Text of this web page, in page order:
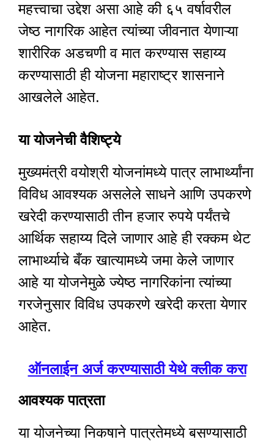
महत्त्वाचा उद्देश असा आहे की ६५ वर्षावरील
जेष्ठ नागरिक आहेत त्यांच्या जीवनात येणाऱ्या
शारीरिक अडचणी व मात करण्यास सहाय्य
करण्यासाठी ही योजना महाराष्ट्र शासनाने
आखलेले आहेत.
या योजनेची वैशिष्ट्ये
मुख्यमंत्री वयोश्री योजनांमध्ये पात्र लाभार्थ्यांना
विविध आवश्यक असलेले साधने आणि उपकरणे
खरेदी करण्यासाठी तीन हजार रुपये पर्यंतचे
आर्थिक सहाय्य दिले जाणार आहे ही रक्कम थेट
लाभार्थ्याचे बँक खात्यामध्ये जमा केले जाणार
आहे या योजनेमुळे ज्येष्ठ नागरिकांना त्यांच्या
गरजेनुसार विविध उपकरणे खरेदी करता येणार
आहेत.
ऑनलाईन अर्ज करण्यासाठी येथे क्लीक करा
आवश्यक पात्रता
या योजनेच्या निकषाने पात्रतेमध्ये बसण्यासाठी